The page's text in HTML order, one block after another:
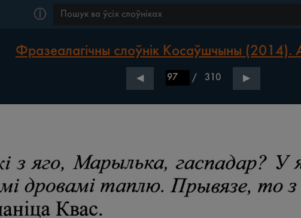
ⓘ
Фразеалагічны слоўнік Косаўшчыны
◀ / 310 ▶